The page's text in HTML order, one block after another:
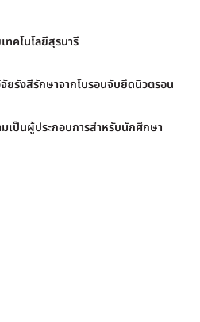
ทคโนโลยีสุรนารี
ยรังสีรักษาจากโบรอนจับยึดนิวตรอน
เป็นผู้ประกอบการสำหรับนักศึกษา